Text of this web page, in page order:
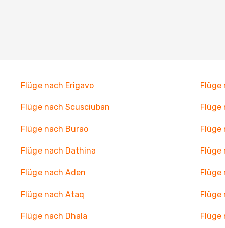
Flüge nach Erigavo Flüge
Flüge nach Scusciuban Flüge
Flüge nach Burao Flüge
Flüge nach Dathina Flüge
Flüge nach Aden Flüge
Flüge nach Ataq Flüge
Flüge nach Dhala Flüge